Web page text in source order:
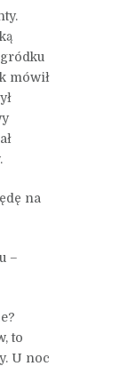
mówił
na
–
to
U noc